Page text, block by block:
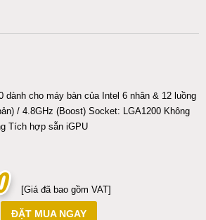
dành cho máy bàn của Intel 6 nhân & 12 luồng
/ 4.8GHz (Boost) Socket: LGA1200 Không
Tích hợp sẵn iGPU
[Giá đã bao gồm VAT]
ĐẶT MUA NGAY